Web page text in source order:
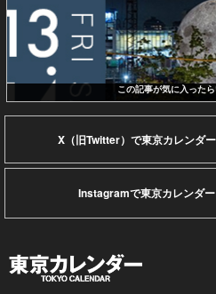
この記事が気に入った
X（旧Twitter）で東京カレンダ
Instagramで東京カレンダ